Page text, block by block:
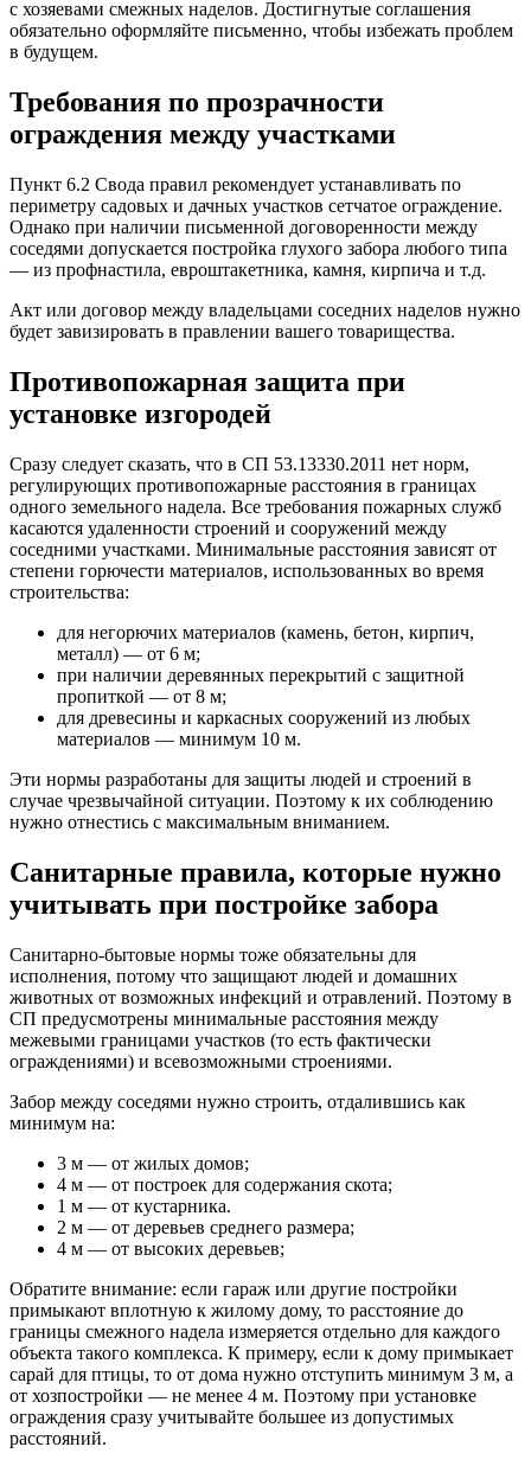
с хозяевами смежных наделов. Достигнутые соглашения
обязательно оформляйте письменно, чтобы избежать проблем
в будущем.
Требования по прозрачности
ограждения между участками
Пункт 6.2 Свода правил рекомендует устанавливать по
периметру садовых и дачных участков сетчатое ограждение.
Однако при наличии письменной договоренности между
соседями допускается постройка глухого забора любого типа
— из профнастила, евроштакетника, камня, кирпича и т.д.
Акт или договор между владельцами соседних наделов нужно
будет завизировать в правлении вашего товарищества.
Противопожарная защита при
установке изгородей
Сразу следует сказать, что в СП 53.13330.2011 нет норм,
регулирующих противопожарные расстояния в границах
одного земельного надела. Все требования пожарных служб
касаются удаленности строений и сооружений между
соседними участками. Минимальные расстояния зависят от
степени горючести материалов, использованных во время
строительства:
для негорючих материалов (камень, бетон, кирпич,
металл) — от 6 м;
при наличии деревянных перекрытий с защитной
пропиткой — от 8 м;
для древесины и каркасных сооружений из любых
материалов — минимум 10 м.
Эти нормы разработаны для защиты людей и строений в
случае чрезвычайной ситуации. Поэтому к их соблюдению
нужно отнестись с максимальным вниманием.
Санитарные правила, которые нужно
учитывать при постройке забора
Санитарно-бытовые нормы тоже обязательны для
исполнения, потому что защищают людей и домашних
животных от возможных инфекций и отравлений. Поэтому в
СП предусмотрены минимальные расстояния между
межевыми границами участков (то есть фактически
ограждениями) и всевозможными строениями.
Забор между соседями нужно строить, отдалившись как
минимум на:
3 м — от жилых домов;
4 м — от построек для содержания скота;
1 м — от кустарника.
2 м — от деревьев среднего размера;
4 м — от высоких деревьев;
Обратите внимание: если гараж или другие постройки
примыкают вплотную к жилому дому, то расстояние до
границы смежного надела измеряется отдельно для каждого
объекта такого комплекса. К примеру, если к дому примыкает
сарай для птицы, то от дома нужно отступить минимум 3 м, а
от хозпостройки — не менее 4 м. Поэтому при установке
ограждения сразу учитывайте большее из допустимых
расстояний.